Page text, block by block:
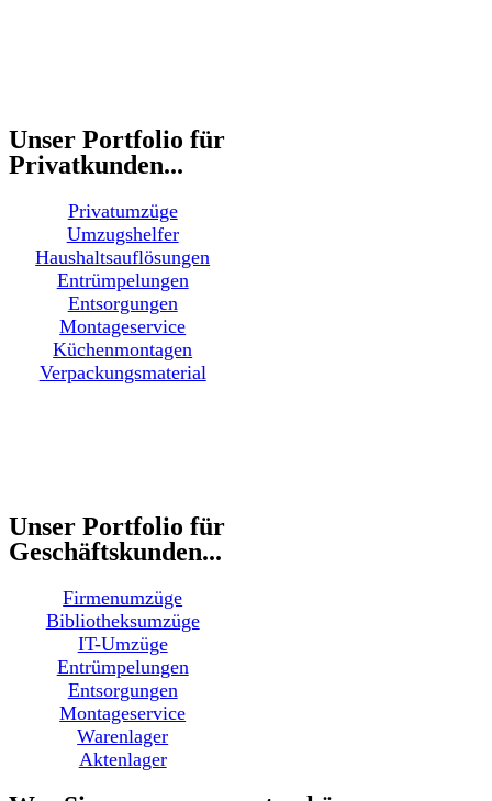
Unser Portfolio für
Privatkunden...
Privatumzüge
Umzugshelfer
Haushaltsauflösungen
Entrümpelungen
Entsorgungen
Montageservice
Küchenmontagen
Verpackungsmaterial
Unser Portfolio für
Geschäftskunden...
Firmenumzüge
Bibliotheksumzüge
IT-Umzüge
Entrümpelungen
Entsorgungen
Montageservice
Warenlager
Aktenlager